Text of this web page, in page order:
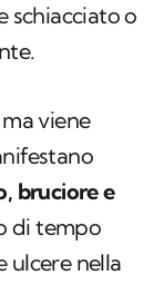
schiacciato o
viene
bruciore e
di tempo
ulcere nella